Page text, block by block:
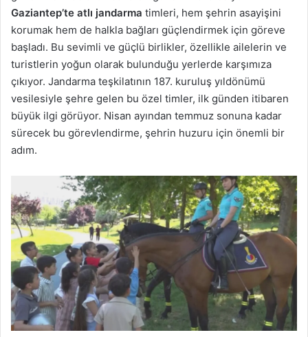
Gaziantep’te atlı jandarma timleri, hem şehrin asayişini
korumak hem de halkla bağları güçlendirmek için göreve
başladı. Bu sevimli ve güçlü birlikler, özellikle ailelerin ve
turistlerin yoğun olarak bulunduğu yerlerde karşımıza
çıkıyor. Jandarma teşkilatının 187. kuruluş yıldönümü
vesilesiyle şehre gelen bu özel timler, ilk günden itibaren
büyük ilgi görüyor. Nisan ayından temmuz sonuna kadar
sürecek bu görevlendirme, şehrin huzuru için önemli bir
adım.